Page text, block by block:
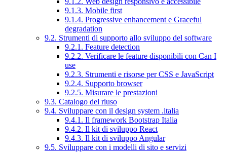
9.1.3. Mobile first
9.1.4. Progressive enhancement e Graceful
degradation
9.2. Strumenti di supporto allo sviluppo del software
9.2.1. Feature detection
9.2.2. Verificare le feature disponibili con Can I
use
9.2.3. Strumenti e risorse per CSS e JavaScript
9.2.4. Supporto browser
9.2.5. Misurare le prestazioni
9.3. Catalogo del riuso
9.4. Sviluppare con il design system .italia
9.4.1. Il framework Bootstrap Italia
9.4.2. Il kit di sviluppo React
9.4.3. Il kit di sviluppo Angular
9.5. Sviluppare con i modelli di sito e servizi